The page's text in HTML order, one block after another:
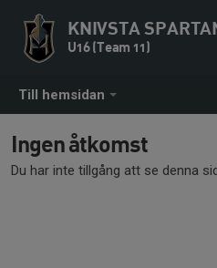
Till hemsidan
KNIVSTA
U16 (Team 11)
Ingen åtkomst
Du har inte tillgång att se denna